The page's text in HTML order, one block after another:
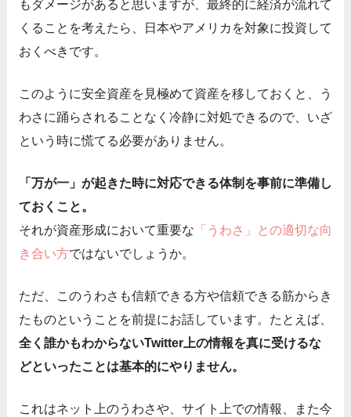
もダメージがあると思いますが、最終的に経済が流れて
くることを考えたら、日本やアメリカを対象に投資して
おくべきです。
このように安全資産を見極めて資産を移しておくと、う
わさに踊らされることなく冷静に対処できるので、いざ
という時に慌てる必要がありません。
「万が一」が起きた時に対応できる体制を事前に準備し
ておくこと。
それが資産形成において重要な 「うわさ」との適切な向
き合い方ではないでしょうか。
ただ、このうわさも信頼できる方や信頼できる筋からき
たものということを前提にお話しています。たとえば、
全く誰かもわからないTwitter上の情報を真に受けるな
どといったことは基本的にやりません。
これはネット上のうわさや、サイト上での情報、また今